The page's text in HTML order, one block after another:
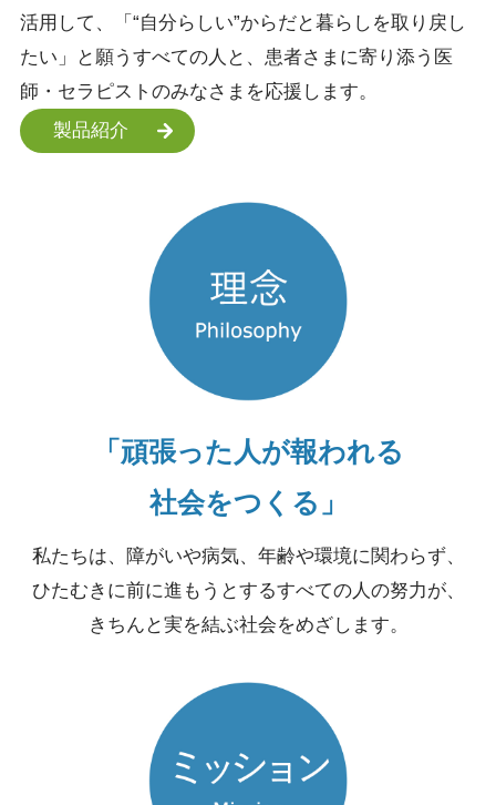
活用して、「“自分らしい”からだと暮らしを取り戻し
たい」と願うすべての人と、患者さまに寄り添う医
師・セラピストのみなさまを応援します。
製品紹介
「頑張った人が報われる
社会をつくる」
私たちは、障がいや病気、年齢や環境に関わらず、
ひたむきに前に進もうとするすべての人の努力が、
きちんと実を結ぶ社会をめざします。